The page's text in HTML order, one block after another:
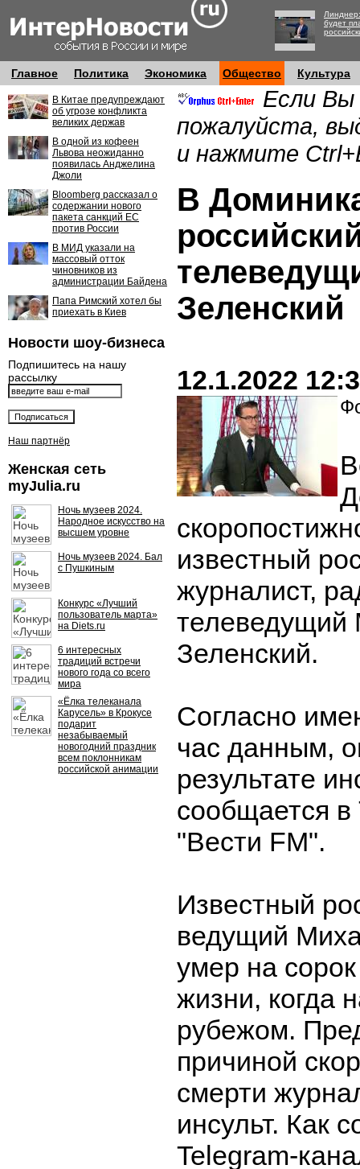
будет
Главное Политика Экономика Общество Культура
В Китае предупреждают
об угрозе конфликта
великих держав
В одной из кофеен
Львова неожиданно
появилась Анджелина
Джоли
Bloomberg рассказал о
содержании нового
пакета санкций ЕС
против России
В МИД указали на
массовый отток
чиновников из
администрации Байдена
Папа Римский хотел бы
приехать в Киев
Новости шоу-бизнеса
Подпишитесь на нашу
рассылку
Наш партнёр
Женская сеть
myJulia.ru
Ночь музеев 2024.
Народное искусство на
высшем уровне
Ночь музеев 2024. Бал
с Пушкиным
Конкурс «Лучший
пользователь марта»
на Diets.ru
6 интересных
традиций встречи
нового года со всего
мира
«Ёлка телеканала
Карусель» в Крокусе
подарит
незабываемый
новогодний праздник
всем поклонникам
российской анимации
Если Вы
пожалуйста,
и нажмите
В
Зеленский
12.1.2022
известный
журналист,
телеведущий
Зеленский.
Согласно
час данным,
результате
сообщается в
"Вести FM".
Известный
ведущий
умер на
жизни, когда
рубежом.
причиной
смерти
инсульт. Как
Telegram-